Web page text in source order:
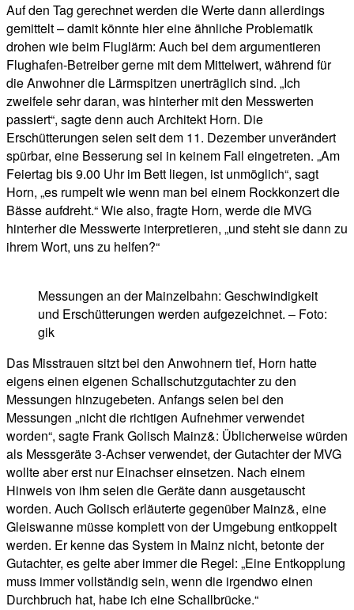
Auf den Tag gerechnet werden die Werte dann allerdings
gemittelt – damit könnte hier eine ähnliche Problematik
drohen wie beim Fluglärm: Auch bei dem argumentieren
Flughafen-Betreiber gerne mit dem Mittelwert, während für
die Anwohner die Lärmspitzen unerträglich sind. „Ich
zweifele sehr daran, was hinterher mit den Messwerten
passiert“, sagte denn auch Architekt Horn. Die
Erschütterungen seien seit dem 11. Dezember unverändert
spürbar, eine Besserung sei in keinem Fall eingetreten. „Am
Feiertag bis 9.00 Uhr im Bett liegen, ist unmöglich“, sagt
Horn, „es rumpelt wie wenn man bei einem Rockkonzert die
Bässe aufdreht.“ Wie also, fragte Horn, werde die MVG
hinterher die Messwerte interpretieren, „und steht sie dann zu
ihrem Wort, uns zu helfen?“
Messungen an der Mainzelbahn: Geschwindigkeit
und Erschütterungen werden aufgezeichnet. – Foto:
gik
Das Misstrauen sitzt bei den Anwohnern tief, Horn hatte
eigens einen eigenen Schallschutzgutachter zu den
Messungen hinzugebeten. Anfangs seien bei den
Messungen „nicht die richtigen Aufnehmer verwendet
worden“, sagte Frank Golisch Mainz&: Üblicherweise würden
als Messgeräte 3-Achser verwendet, der Gutachter der MVG
wollte aber erst nur Einachser einsetzen. Nach einem
Hinweis von ihm seien die Geräte dann ausgetauscht
worden. Auch Golisch erläuterte gegenüber Mainz&, eine
Gleiswanne müsse komplett von der Umgebung entkoppelt
werden. Er kenne das System in Mainz nicht, betonte der
Gutachter, es gelte aber immer die Regel: „Eine Entkopplung
muss immer vollständig sein, wenn die irgendwo einen
Durchbruch hat, habe ich eine Schallbrücke.“